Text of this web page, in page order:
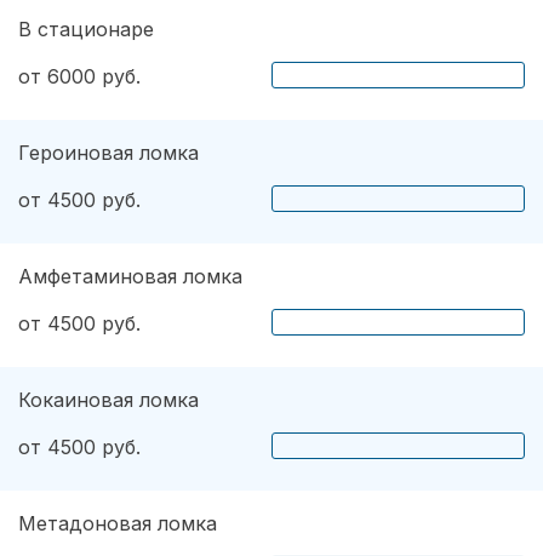
В стационаре
от 6000 руб.
Героиновая ломка
от 4500 руб.
Амфетаминовая ломка
от 4500 руб.
Кокаиновая ломка
от 4500 руб.
Метадоновая ломка